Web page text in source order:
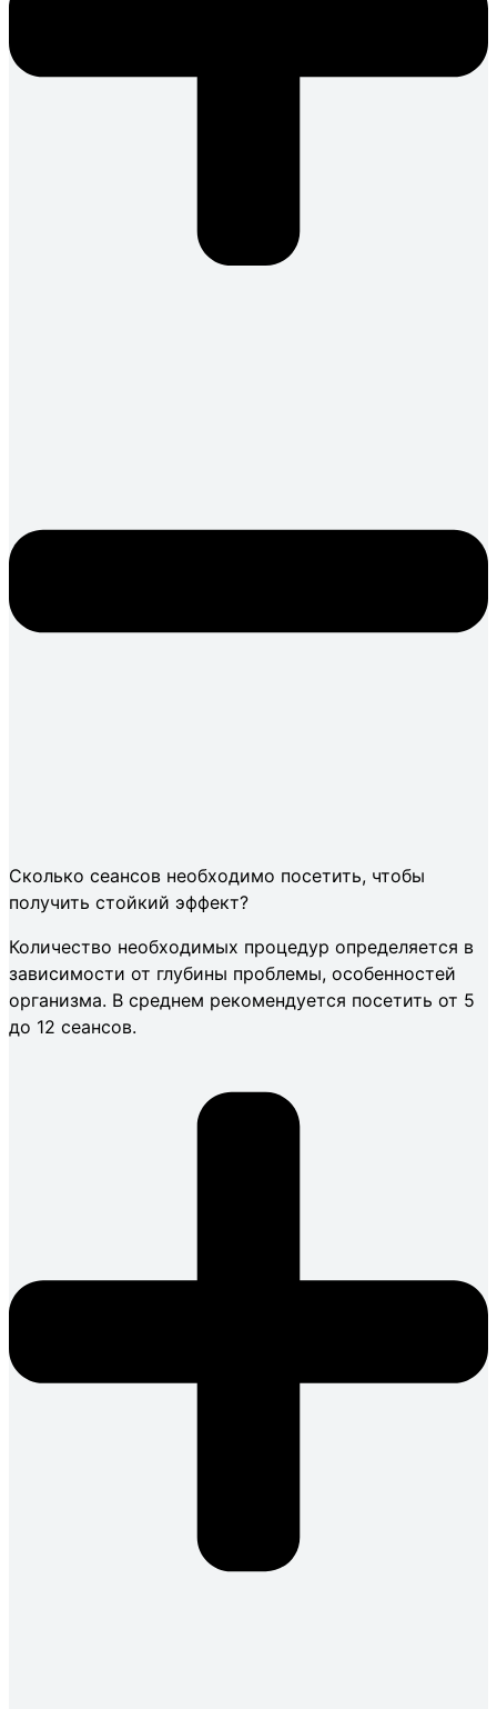
Сколько сеансов необходимо посетить, чтобы
получить стойкий эффект?
Количество необходимых процедур определяется в
зависимости от глубины проблемы, особенностей
организма. В среднем рекомендуется посетить от 5
до 12 сеансов.